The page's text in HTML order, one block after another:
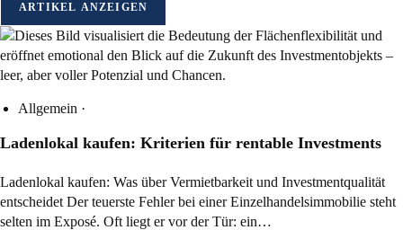
ARTIKEL ANZEIGEN
Allgemein ·
Ladenlokal kaufen: Kriterien für rentable Investments
Ladenlokal kaufen: Was über Vermietbarkeit und Investmentqualität
entscheidet Der teuerste Fehler bei einer Einzelhandelsimmobilie steht
selten im Exposé. Oft liegt er vor der Tür: ein…